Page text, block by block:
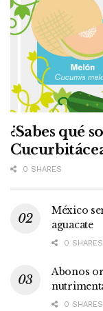
¿Sabes qué
0 SHARES
México
aguacate
0 SHARES
Abonos
0 SHARES